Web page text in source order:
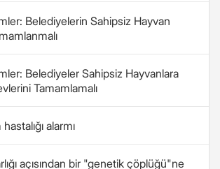
Belediyelerin Sahipsiz Hayvan
Belediyeler Sahipsiz Hayvanlara
Tamamlamalı
alarmı
açısından bir "genetik çöplüğü"ne